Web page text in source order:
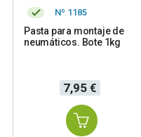
Nº 1185
Pasta para montaje de
neumáticos. Bote 1kg
Precio
7,95 €